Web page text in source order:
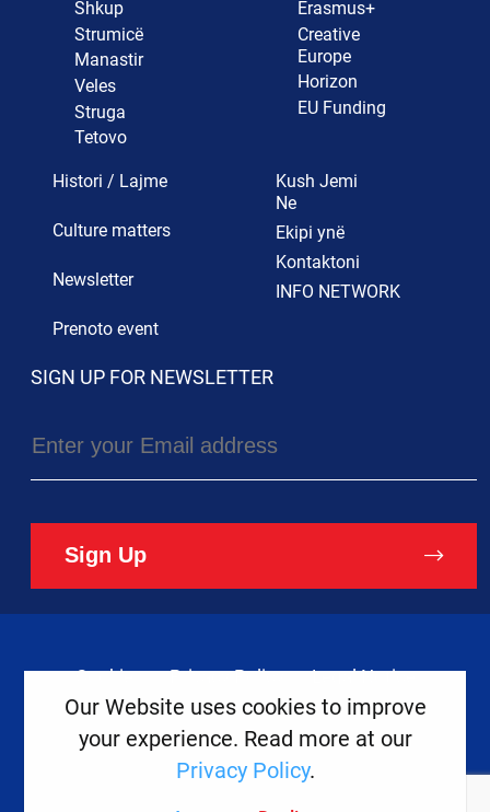
Shkup
Strumicë
Manastir
Veles
Struga
Tetovo
Erasmus+
Creative
Europe
Horizon
EU Funding
Histori / Lajme
Culture matters
Newsletter
Prenoto event
Kush Jemi
Ne
Ekipi ynë
Kontaktoni
INFO NETWORK
SIGN UP FOR NEWSLETTER
Sign Up
Copyright ©2026Europe House
Cookies Privacy Policy Legal Notice
Developed
Our Website uses cookies to improve
your experience. Read more at our
Privacy Policy.